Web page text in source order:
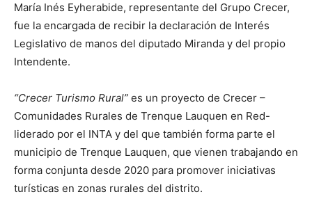
María Inés Eyherabide, representante del Grupo Crecer,
fue la encargada de recibir la declaración de Interés
Legislativo de manos del diputado Miranda y del propio
Intendente.
“Crecer Turismo Rural” es un proyecto de Crecer –
Comunidades Rurales de Trenque Lauquen en Red-
liderado por el INTA y del que también forma parte el
municipio de Trenque Lauquen, que vienen trabajando en
forma conjunta desde 2020 para promover iniciativas
turísticas en zonas rurales del distrito.